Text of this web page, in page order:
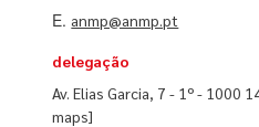
E. anmp@anmp.pt
delegação
Av. Elias Garcia, 7 - 1º - 1000
maps]